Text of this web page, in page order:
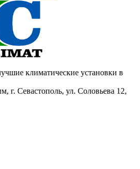
климатические установки в
г. Севастополь, ул. Соловьева 12,